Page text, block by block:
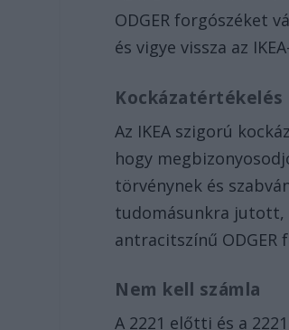
ODGER forgószéket
és vigye vissza az
Kockázatértékelés
Az IKEA szigorú
hogy
törvénynek és
tudomásunkra jutott,
antracitszínű
Nem kell számla
A 2221 előtti és a